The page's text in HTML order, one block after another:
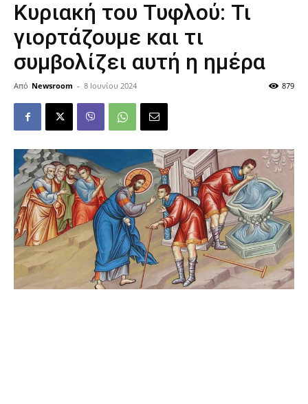
Κυριακή του Τυφλού: Τι
γιορτάζουμε και τι
συμβολίζει αυτή η ημέρα
Από Newsroom - 8 Ιουνίου 2024 879